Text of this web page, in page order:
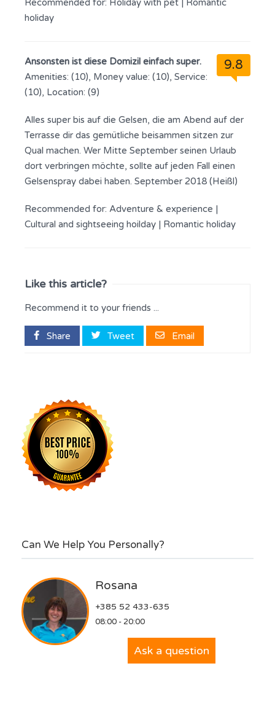
Recommended for: Holiday with pet
Romantic
holiday
9.8
Ansonsten ist diese Domizil einfach super.
Amenities: (10), Money value: (10), Service:
(10), Location: (9)
Alles super bis auf die Gelsen, die am Abend auf der
Terrasse dir das gemütliche beisammen sitzen zur
Qual machen. Wer Mitte September seinen Urlaub
dort verbringen möchte, sollte auf jeden Fall einen
Gelsenspray dabei haben. September 2018 (Heißl)
Recommended for: Adventure & experience |
Cultural and sightseeing hoilday | Romantic holiday
Like this article?
Recommend it to your friends ...
Share Tweet Email
Can We Help You Personally?
Rosana
+385 52 433-635
08:00 - 20:00
Ask a question